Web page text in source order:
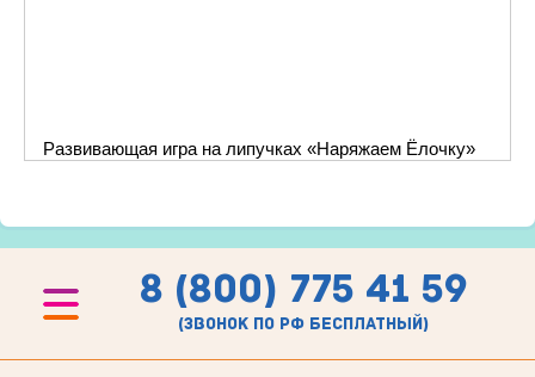
Развивающая игра на липучках «Наряжаем Ёлочку»
8 (800) 775 41 59
(звонок по рф бесплатный)